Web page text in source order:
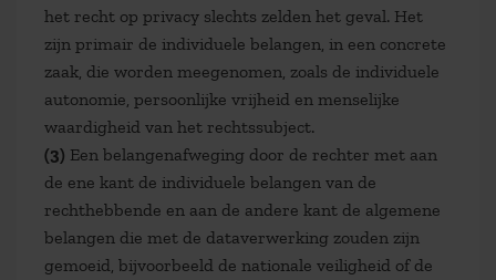
het recht op privacy slechts zelden het geval. Het
zijn primair de individuele belangen, in een concrete
zaak, die worden meegenomen, zoals de individuele
autonomie, persoonlijke vrijheid en menselijke
waardigheid van het rechtssubject.
(3) Een belangenafweging door de rechter met aan
de ene kant de individuele belangen van de
rechthebbende en aan de andere kant de algemene
belangen die met de dataverwerking zouden zijn
gemoeid, bijvoorbeeld de nationale veiligheid of de